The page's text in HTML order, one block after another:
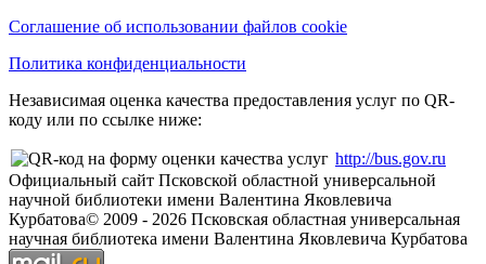
Соглашение об использовании файлов cookie
Политика конфиденциальности
Независимая оценка качества предоставления услуг по QR-
коду или по ссылке ниже:
http://bus.gov.ru
Официальный сайт Псковской областной универсальной
научной библиотеки имени Валентина Яковлевича
Курбатова© 2009 - 2026 Псковская областная универсальная
научная библиотека имени Валентина Яковлевича Курбатова